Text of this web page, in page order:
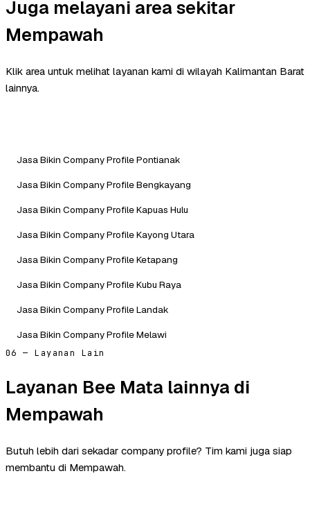
Juga melayani area sekitar
Mempawah
Klik area untuk melihat layanan kami di wilayah Kalimantan Barat
lainnya.
Jasa Bikin Company Profile Pontianak
Jasa Bikin Company Profile Bengkayang
Jasa Bikin Company Profile Kapuas Hulu
Jasa Bikin Company Profile Kayong Utara
Jasa Bikin Company Profile Ketapang
Jasa Bikin Company Profile Kubu Raya
Jasa Bikin Company Profile Landak
Jasa Bikin Company Profile Melawi
06 — Layanan Lain
Layanan Bee Mata lainnya di
Mempawah
Butuh lebih dari sekadar company profile? Tim kami juga siap
membantu di Mempawah.